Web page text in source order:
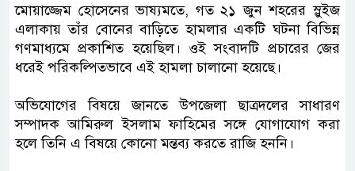
‎​মোয়াজ্জেম হোসেনের ভাষ্যমতে, গত ২১ জুন শহরের স্লুইজ
এলাকায় তাঁর বোনের বাড়িতে হামলার একটি ঘটনা বিভিন্ন
গণমাধ্যমে প্রকাশিত হয়েছিল। ওই সংবাদটি প্রচারের জের
ধরেই পরিকল্পিতভাবে এই হামলা চালানো হয়েছে।
‎​অভিযোগের বিষয়ে জানতে উপজেলা ছাত্রদলের সাধারণ
সম্পাদক আমিরুল ইসলাম ফাহিমের সঙ্গে যোগাযোগ করা
হলে তিনি এ বিষয়ে কোনো মন্তব্য করতে রাজি হননি।